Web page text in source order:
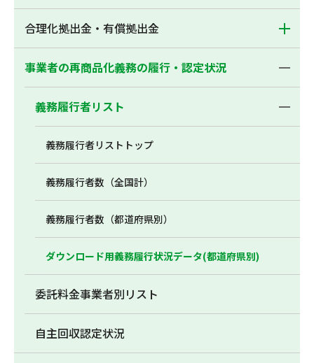
合理化拠出金・有償拠出金
事業者の再商品化義務の履行・認定状況
義務履行者リスト
義務履行者リストトップ
義務履行者数（全国計）
義務履行者数（都道府県別）
ダウンロード用義務履行状況データ(都道府県別)
委託料金事業者別リスト
自主回収認定状況